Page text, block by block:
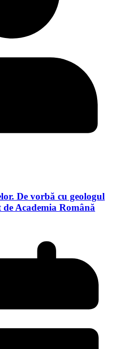
De vorbă cu geologul
Academia Română